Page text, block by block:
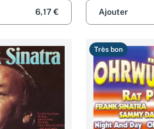
6,17 €
Ajouter
Très bon